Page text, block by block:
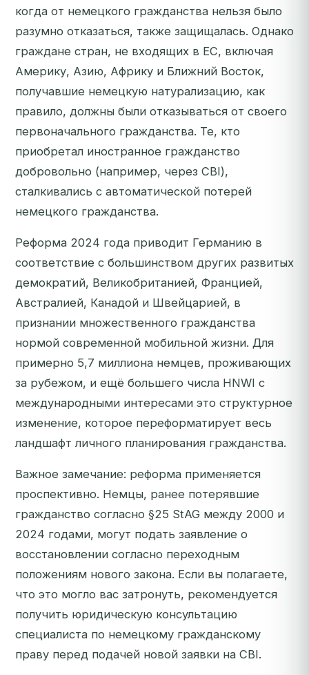
когда от немецкого гражданства нельзя было
разумно отказаться, также защищалась. Однако
граждане стран, не входящих в ЕС, включая
Америку, Азию, Африку и Ближний Восток,
получавшие немецкую натурализацию, как
правило, должны были отказываться от своего
первоначального гражданства. Те, кто
приобретал иностранное гражданство
добровольно (например, через CBI),
сталкивались с автоматической потерей
немецкого гражданства.
Реформа 2024 года приводит Германию в
соответствие с большинством других развитых
демократий, Великобританией, Францией,
Австралией, Канадой и Швейцарией, в
признании множественного гражданства
нормой современной мобильной жизни. Для
примерно 5,7 миллиона немцев, проживающих
за рубежом, и ещё большего числа HNWI с
международными интересами это структурное
изменение, которое переформатирует весь
ландшафт личного планирования гражданства.
Важное замечание: реформа применяется
проспективно. Немцы, ранее потерявшие
гражданство согласно §25 StAG между 2000 и
2024 годами, могут подать заявление о
восстановлении согласно переходным
положениям нового закона. Если вы полагаете,
что это могло вас затронуть, рекомендуется
получить юридическую консультацию
специалиста по немецкому гражданскому
праву перед подачей новой заявки на CBI.